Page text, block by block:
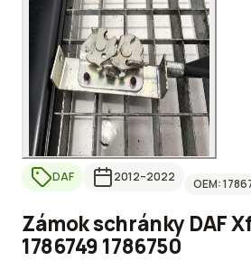
DAF 2012–2022 OEM:
Zámok schránky DAF
1786749 1786750